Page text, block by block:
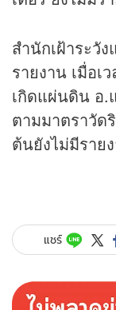
สำนักเฝ้าระวั
รายงาน เมื่อเ
เกิดแผ่นดิน อ.
ตามมาตราวัด
ต้นยังไม่มีราย
แชร์